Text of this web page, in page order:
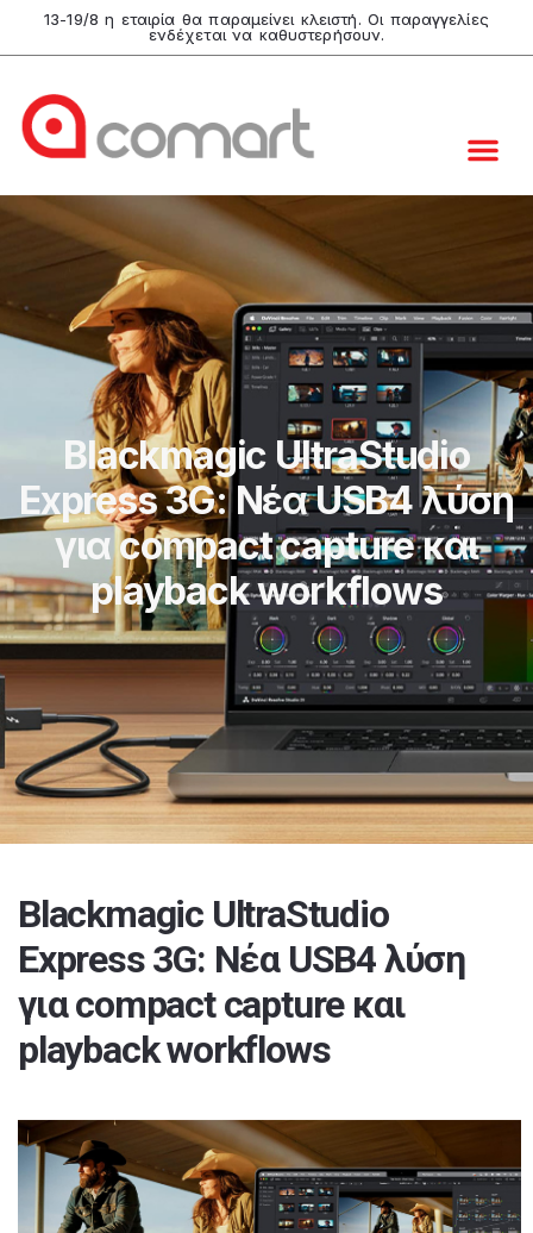
13-19/8 η εταιρία θα παραμείνει κλειστή. Οι παραγγελίες
ενδέχεται να καθυστερήσουν.
Blackmagic UltraStudio
Express 3G: Nέα USB4 λύση
για compact capture και
playback workflows
Blackmagic UltraStudio
Express 3G: Nέα USB4 λύση
για compact capture και
playback workflows